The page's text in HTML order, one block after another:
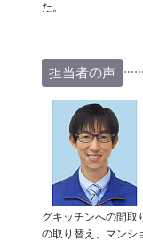
た。
担当者の声
グキッチンへの間取
の取り替え、マンシ